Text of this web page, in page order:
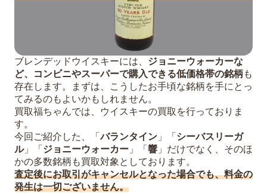
ブレンデッドウイスキーには、 ジョニーウォーカーな
ど、コンビニやスーパーで購入できる低価格帯の銘柄も
存在します。まずは、こうしたお手頃な銘柄を手にとっ
てみるのもよいかもしれません。
買取福ちゃんでは、ウイスキーの買取を行っておりま
す。
今回ご紹介した、「バランタイン 」「 シーバスリーガ
ル」「 ジョニーウォーカー 」「響 」だけでなく、そのほ
かの多数銘柄も買取対象としております。
査定後にお取引がキャンセルとなった場合でも、料金の
発生は一切ございません。